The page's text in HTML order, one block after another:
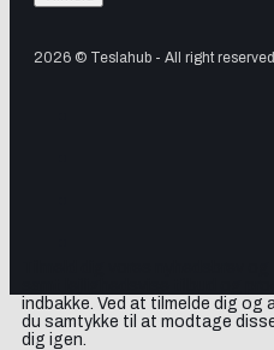
2026 © Teslahub - All right
indbakke. Ved at tilmelde dig og
du samtykke til at modtage
dig igen.